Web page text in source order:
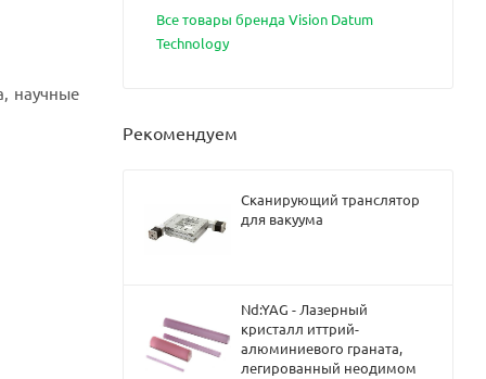
научные
Все товары бренда Vision Datum
Technology
Рекомендуем
Сканирующий транслятор
для вакуума
Nd:YAG - Лазерный
кристалл иттрий-
алюминиевого граната,
легированный неодимом